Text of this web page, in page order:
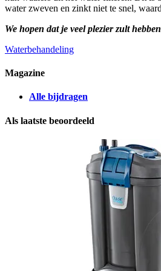
water zweven en zinkt niet te snel,
We hopen dat je veel plezier zult
Waterbehandeling
Magazine
Alle bijdragen
Als laatste beoordeeld